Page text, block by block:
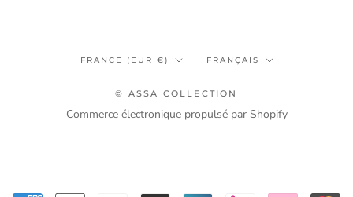
Pays/région
FRANCE (EUR €) Langue
FRANÇAIS
© ASSA COLLECTION
Commerce électronique propulsé par Shopify